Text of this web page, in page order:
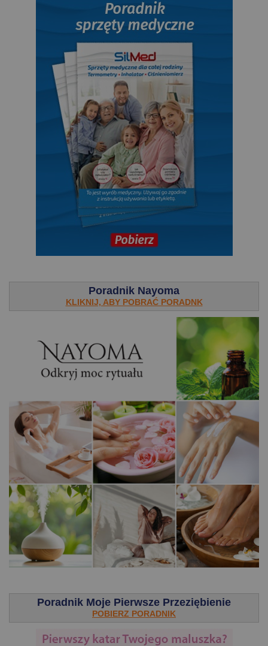
Poradnik Nayoma
KLIKNIJ, ABY POBRAĆ PORADNK
Poradnik Moje Pierwsze Przeziębienie
POBIERZ PORADNIK